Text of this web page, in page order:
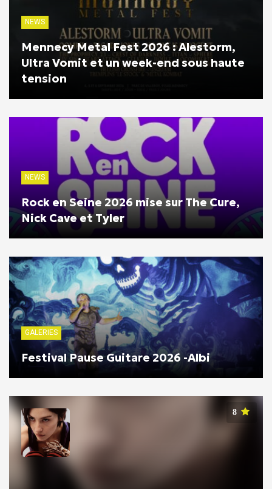
NEWS
Mennecy Metal Fest 2026 : Alestorm,
Ultra Vomit et un week-end sous haute
tension
NEWS
Rock en Seine 2026 mise sur The Cure,
Nick Cave et Tyler
GALERIES
Festival Pause Guitare 2026 -Albi
8